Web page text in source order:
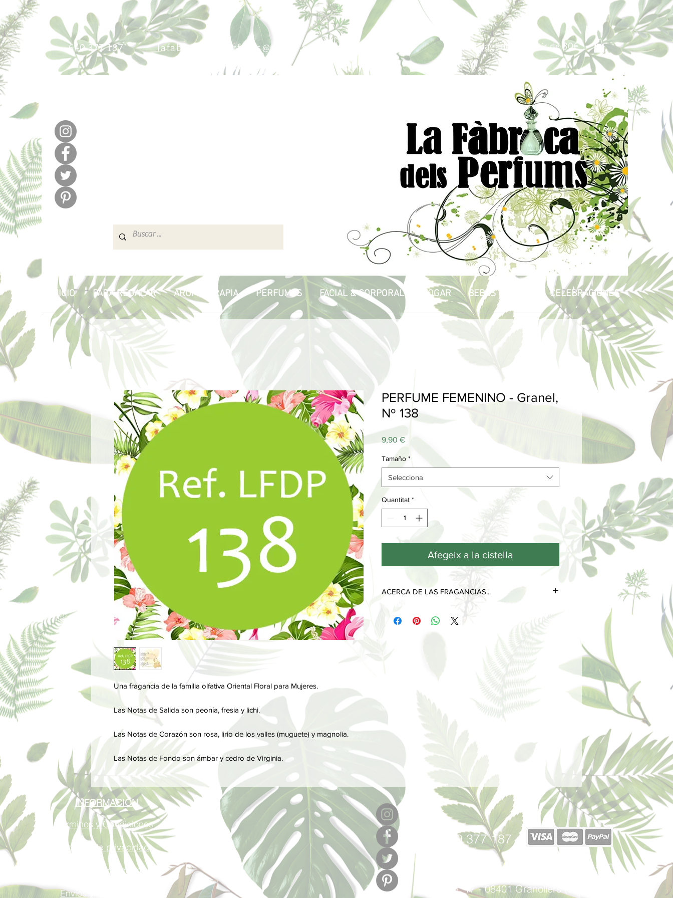
640 377 187
lafabricadelsperfums@gmail.co
m
Portes pagados a partir de 80€
INICIO PARA REGALAR AROMATERAPIA PERFUMES FACIAL & CORPORAL HOGAR BEBÉS & NIÑOS CELEBRACIONES
Una fragancia de la familia olfativa Oriental Floral para Mujeres.
Las Notas de Salida son peonía, fresia y lichi.
Las Notas de Corazón son rosa, lirio de los valles (muguete) y magnolia.
Las Notas de Fondo son ámbar y cedro de Virginia.
PERFUME FEMENINO - Granel,
Nº 138
9,90 €Price
Tamaño *
Selecciona
Quantitat *
Afegeix a la cistella
ACERCA DE LAS FRAGANCIAS...
desprenden a lo largo de su ciclo de vida.
INFORMACIÓN
Términos y Condiciones
Política de privacidad
Métodos de pago
Envíos y Devoluciones
640 377 187
lafabricadelsperfums@gmail.com
C/ Museu, 17 - 08401 Granollers (Barcelona)